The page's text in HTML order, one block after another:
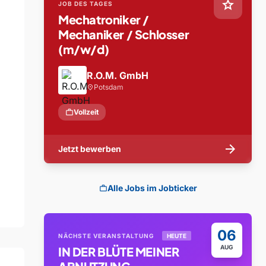
star
JOB DES TAGES
Mechatroniker /
Mechaniker / Schlosser
(m/w/d)
R.O.M. GmbH
location_on Potsdam
workVollzeit
Jetzt bewerben arrow_forward
workAlle Jobs im Jobticker
06
AUG
NÄCHSTE VERANSTALTUNG HEUTE
IN DER BLÜTE MEINER